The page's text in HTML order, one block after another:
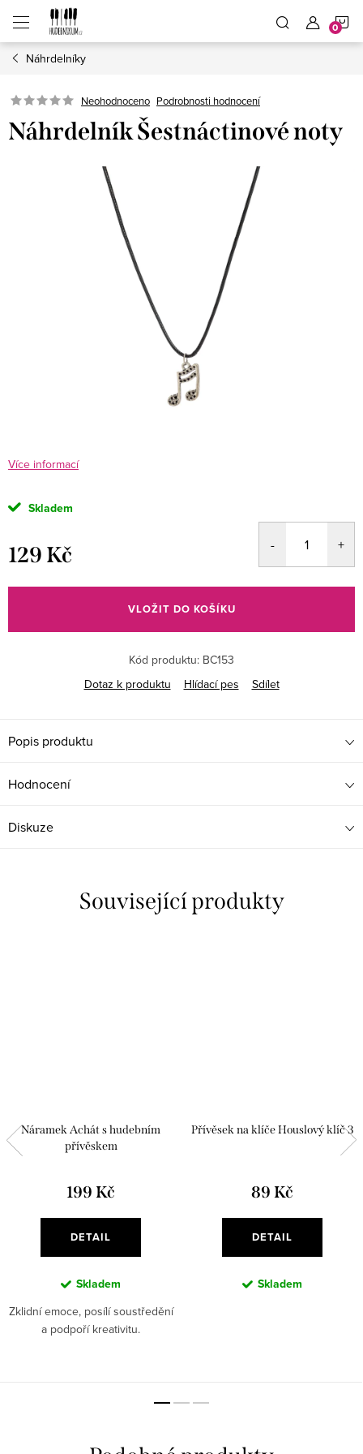
obsah
Náhrdelníky
Neohodnoceno Podrobnosti hodnocení
Náhrdelník Šestnáctinové noty
Více informací
Skladem
129 Kč
cena:
VLOŽIT DO KOŠÍKU
Kód produktu: BC153
Dotaz k produktu
Hlídací pes Sdílet
Popis produktu
Hodnocení
Diskuze
Související produkty
Náramek Achát s hudebním
přívěskem
199 Kč
DETAIL
Skladem
Zklidní emoce, posílí soustředění
a podpoří kreativitu.
Přívěsek na klíče Houslový klíč 3
89 Kč
DETAIL
Skladem